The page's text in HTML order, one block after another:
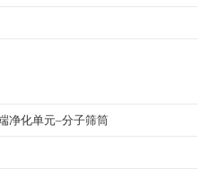
净化单元–分子筛筒